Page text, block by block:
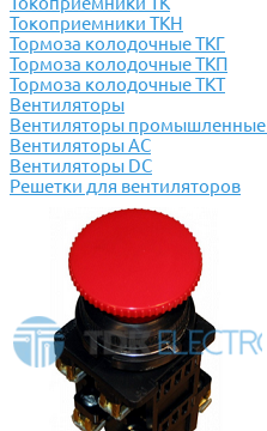
Токоприемники ТКН
Тормоза колодочные ТКГ
Тормоза колодочные ТКП
Тормоза колодочные ТКТ
Вентиляторы
Вентиляторы промышленные
Вентиляторы АС
Вентиляторы DC
Решетки для вентиляторов